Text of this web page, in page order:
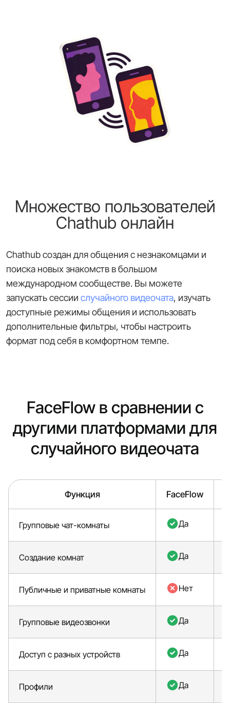
Множество пользователей
Chathub онлайн
Chathub создан для общения с незнакомцами и
поиска новых знакомств в большом
международном сообществе. Вы можете
запускать сессии случайного видеочата, изучать
доступные режимы общения и использовать
дополнительные фильтры, чтобы настроить
формат под себя в комфортном темпе.
FaceFlow в сравнении с
другими платформами для
случайного видеочата
Функция FaceFlow
Групповые чат-комнаты Да
Создание комнат Да
Публичные и приватные комнаты Нет
Групповые видеозвонки Да
Доступ с разных устройств Да
Профили Да